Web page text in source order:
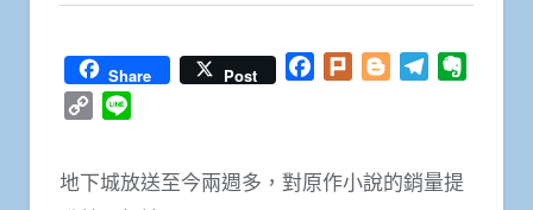
Share Post Facebook
Plurk BloggerTelegram
Copy
地下城放送至今兩週多，對原作小說的銷量提